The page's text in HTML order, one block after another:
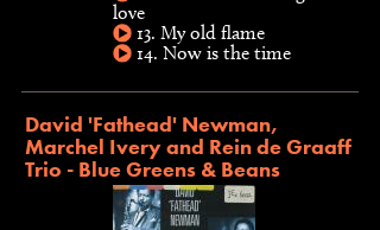
love
13. My old flame
14. Now is the time
David 'Fathead' Newman,
Marchel Ivery and Rein de Graaff
Trio - Blue Greens & Beans